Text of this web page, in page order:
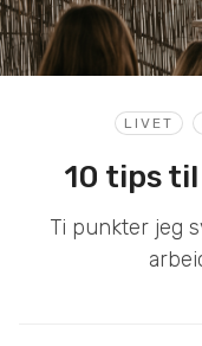
LIVET
10 tips
Ti punkter jeg